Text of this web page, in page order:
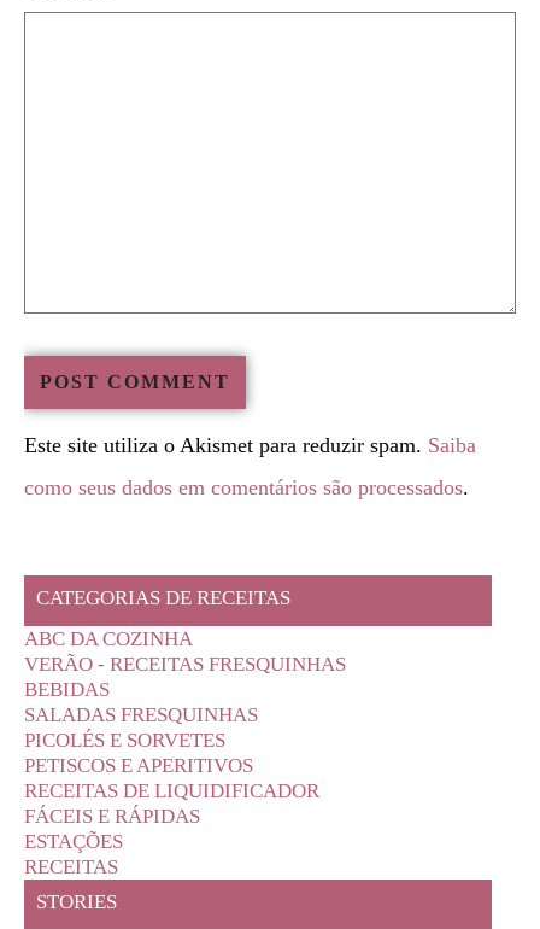
Este site utiliza o Akismet para reduzir spam. Saiba
como seus dados em comentários são processados.
CATEGORIAS DE RECEITAS
ABC DA COZINHA
VERÃO - RECEITAS FRESQUINHAS
BEBIDAS
SALADAS FRESQUINHAS
PICOLÉS E SORVETES
PETISCOS E APERITIVOS
RECEITAS DE LIQUIDIFICADOR
FÁCEIS E RÁPIDAS
ESTAÇÕES
RECEITAS
STORIES